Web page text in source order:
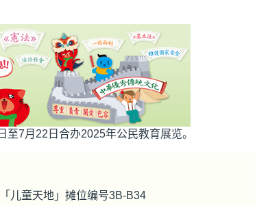
7月22日合办2025年公民教育展览。
儿童天地」摊位编号3B-B34